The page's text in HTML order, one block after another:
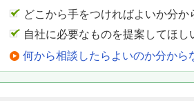
どこから手をつければよいか分か
自社に必要なものを提案してほし
何から相談したらよいのか分から